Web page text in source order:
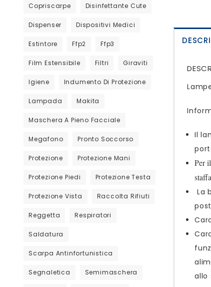
Il
Per
La
allo
Copriscarpe Disinfettante Cute
Dispenser Dispositivi Medici
Estintore Ffp2 Ffp3
Film Estensibile Filtri Giraviti
Igiene Indumento Di Protezione
Lampada Makita
Maschera A Pieno Facciale
Megafono Pronto Soccorso
Protezione Protezione Mani
Protezione Piedi Protezione Testa
Protezione Vista Raccolta Rifiuti
Reggetta Respiratori
Saldatura
Scarpa Antinfortunistica
Segnaletica Semimaschera